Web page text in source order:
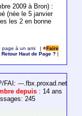
2009 à Bron) :
(née le 5 janvier
les 2 en bonne
page à un ami |
Faire
Retour Haut de Page ?
FAI: ---.fbx.proxad.net
depuis : 14 ans
245